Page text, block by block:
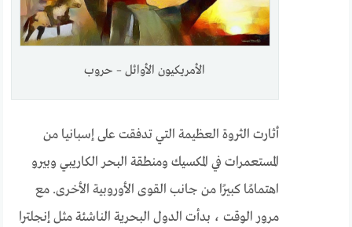
الأمريكيون الأوائل – حروب
أثارت الثروة العظيمة التي تدفقت على إسبانيا من
المستعمرات في المكسيك ومنطقة البحر الكاريبي وبيرو
اهتمامًا كبيرًا من جانب القوى الأوروبية الأخرى. مع
مرور الوقت ، بدأت الدول البحرية الناشئة مثل إنجلترا